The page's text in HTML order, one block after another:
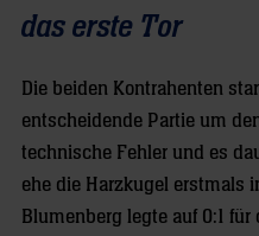
das erste Tor
Die beiden Kontrahenten
entscheidende Partie um
technische Fehler und es
ehe die Harzkugel erstmals
Blumenberg legte auf 0:1 für